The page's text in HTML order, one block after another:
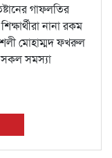
গাফলতির
নানা রকম
মোহাম্মদ ফখরুল
সকল সমস্যা